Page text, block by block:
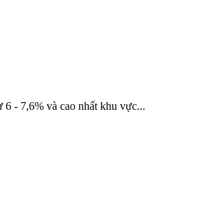
6 - 7,6% và cao nhất khu vực...